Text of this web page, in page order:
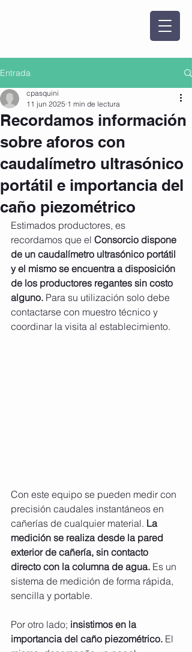
Entrada
Recordamos información
sobre aforos con
caudalímetro ultrasónico
portátil e importancia del
caño piezométrico
cpasquini
11 jun 2025 1 min de lectura
Estimados productores, es
recordamos que el Consorcio dispone
de un caudalímetro ultrasónico portátil
y el mismo se encuentra a disposición
de los productores regantes sin costo
alguno. Para su utilización solo debe
contactarse con muestro técnico y
coordinar la visita al establecimiento.
Con este equipo se pueden medir con
precisión caudales instantáneos en
cañerías de cualquier material. La
medición se realiza desde la pared
exterior de cañería, sin contacto
directo con la columna de agua. Es un
sistema de medición de forma rápida,
sencilla y portable.
Por otro lado; insistimos en la
importancia del caño piezométrico. El